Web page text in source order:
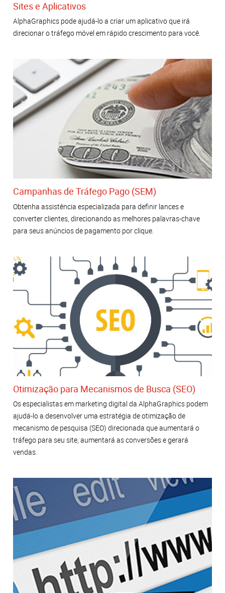
Sites e Aplicativos
AlphaGraphics pode ajudá-lo a criar um aplicativo que irá
direcionar o tráfego móvel em rápido crescimento para você.
Campanhas de Tráfego Pago (SEM)
Obtenha assistência especializada para definir lances e
converter clientes, direcionando as melhores palavras-chave
para seus anúncios de pagamento por clique.
Otimização para Mecanismos de Busca (SEO)
Os especialistas em marketing digital da AlphaGraphics podem
ajudá-lo a desenvolver uma estratégia de otimização de
mecanismo de pesquisa (SEO) direcionada que aumentará o
tráfego para seu site, aumentará as conversões e gerará
vendas.